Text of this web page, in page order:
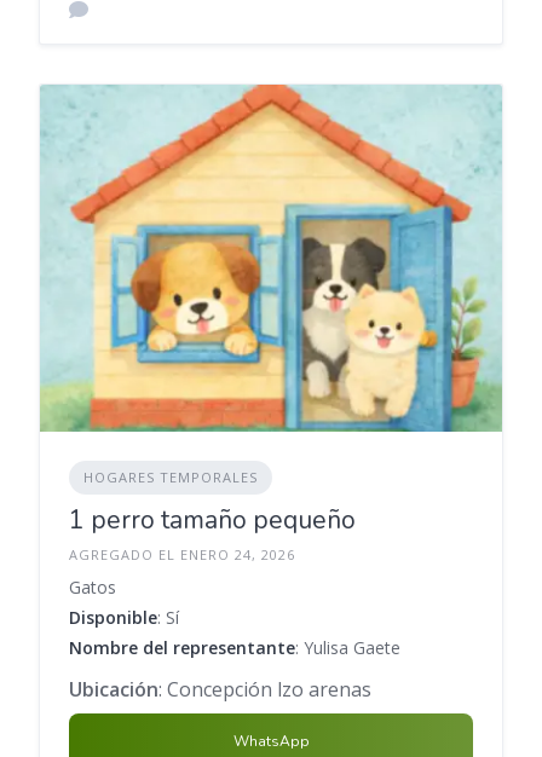
HOGARES TEMPORALES
1 perro tamaño pequeño
AGREGADO EL ENERO 24, 2026
Gatos
Disponible: Sí
Nombre del representante: Yulisa Gaete
Ubicación: Concepción lzo arenas
WhatsApp